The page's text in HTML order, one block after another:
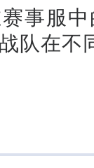
事服
队在不